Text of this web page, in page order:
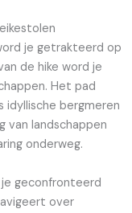
je getrakteerd op
de hike word je
Het pad
idyllische bergmeren
van landschappen
onderweg.
geconfronteerd
over